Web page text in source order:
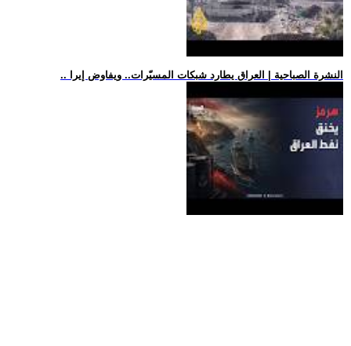
.. النشرة الصباحية | العراق يطارد شبكات المسيّرات.. ويفاوض إيرا